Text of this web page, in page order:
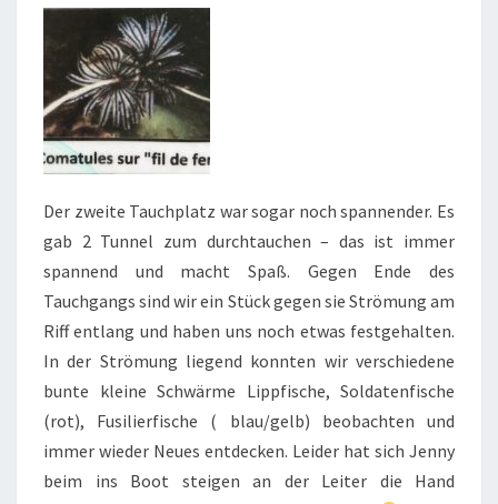
Der zweite Tauchplatz war sogar noch spannender. Es
gab 2 Tunnel zum durchtauchen – das ist immer
spannend und macht Spaß. Gegen Ende des
Tauchgangs sind wir ein Stück gegen sie Strömung am
Riff entlang und haben uns noch etwas festgehalten.
In der Strömung liegend konnten wir verschiedene
bunte kleine Schwärme Lippfische, Soldatenfische
(rot), Fusilierfische ( blau/gelb) beobachten und
immer wieder Neues entdecken. Leider hat sich Jenny
beim ins Boot steigen an der Leiter die Hand